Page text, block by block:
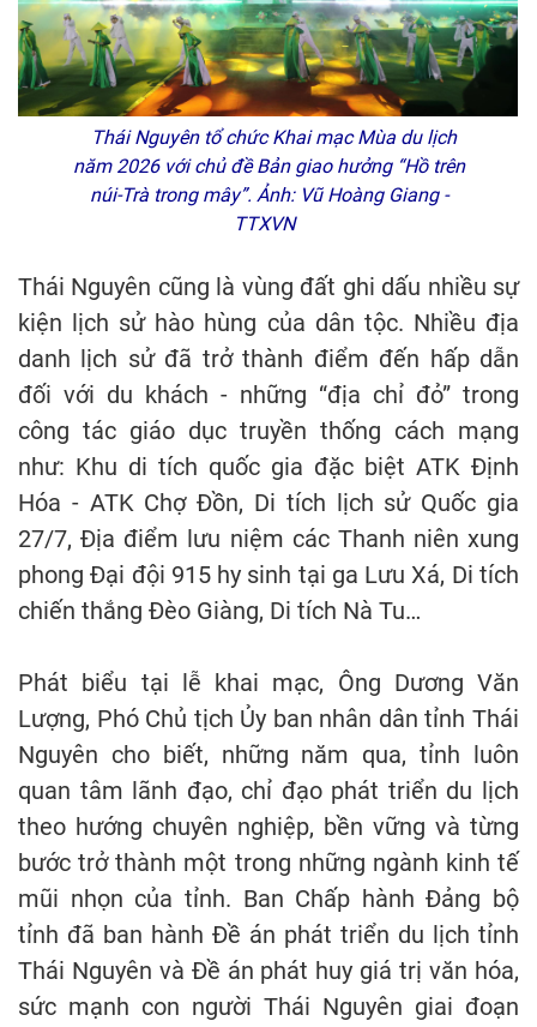
Thái Nguyên tổ chức Khai mạc Mùa du lịch
năm 2026 với chủ đề Bản giao hưởng “Hồ trên
núi-Trà trong mây”. Ảnh: Vũ Hoàng Giang -
TTXVN
Thái Nguyên cũng là vùng đất ghi dấu nhiều sự
kiện lịch sử hào hùng của dân tộc. Nhiều địa
danh lịch sử đã trở thành điểm đến hấp dẫn
đối với du khách - những “địa chỉ đỏ” trong
công tác giáo dục truyền thống cách mạng
như: Khu di tích quốc gia đặc biệt ATK Định
Hóa - ATK Chợ Đồn, Di tích lịch sử Quốc gia
27/7, Địa điểm lưu niệm các Thanh niên xung
phong Đại đội 915 hy sinh tại ga Lưu Xá, Di tích
chiến thắng Đèo Giàng, Di tích Nà Tu…
Phát biểu tại lễ khai mạc, Ông Dương Văn
Lượng, Phó Chủ tịch Ủy ban nhân dân tỉnh Thái
Nguyên cho biết, những năm qua, tỉnh luôn
quan tâm lãnh đạo, chỉ đạo phát triển du lịch
theo hướng chuyên nghiệp, bền vững và từng
bước trở thành một trong những ngành kinh tế
mũi nhọn của tỉnh. Ban Chấp hành Đảng bộ
tỉnh đã ban hành Đề án phát triển du lịch tỉnh
Thái Nguyên và Đề án phát huy giá trị văn hóa,
sức mạnh con người Thái Nguyên giai đoạn